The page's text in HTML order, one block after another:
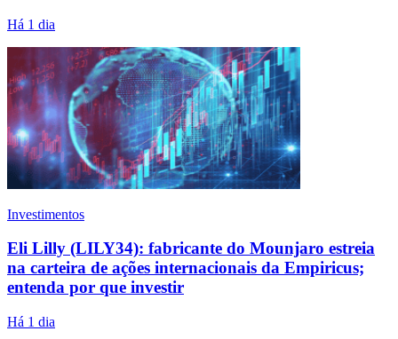
Há 1 dia
Investimentos
Eli Lilly (LILY34): fabricante do Mounjaro estreia
na carteira de ações internacionais da Empiricus;
entenda por que investir
Há 1 dia